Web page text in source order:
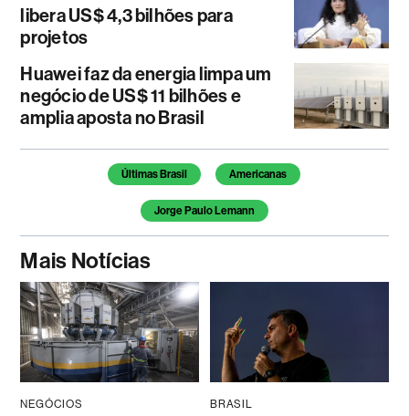
libera US$ 4,3 bilhões para
projetos
Huawei faz da energia limpa um
negócio de US$ 11 bilhões e
amplia aposta no Brasil
Temas deste artigo
Últimas Brasil Americanas
Jorge Paulo Lemann
Mais Notícias
NEGÓCIOS BRASIL